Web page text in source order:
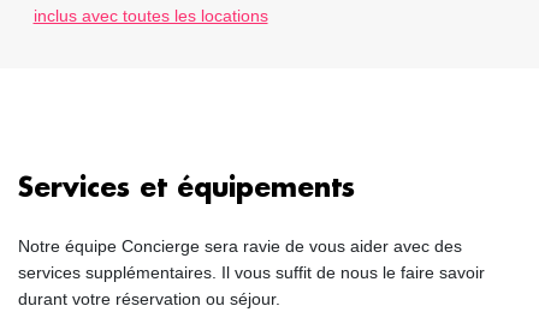
inclus avec toutes les locations
Services et équipements
Notre équipe Concierge sera ravie de vous aider avec des
services supplémentaires. Il vous suffit de nous le faire savoir
durant votre réservation ou séjour.